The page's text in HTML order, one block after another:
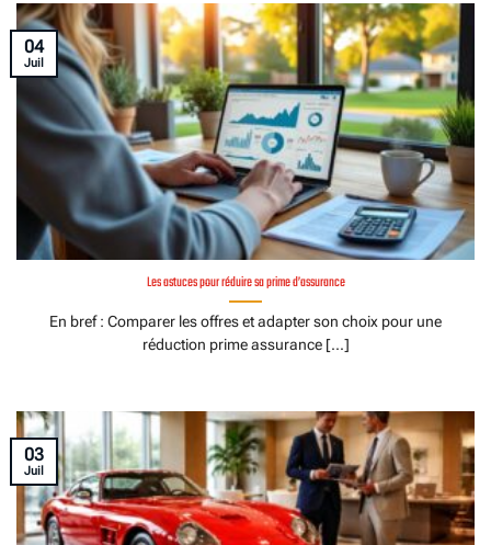
Les astuces pour réduire sa prime d’assurance
En bref : Comparer les offres et adapter son choix pour une
réduction prime assurance [...]
04
Juil
03
Juil